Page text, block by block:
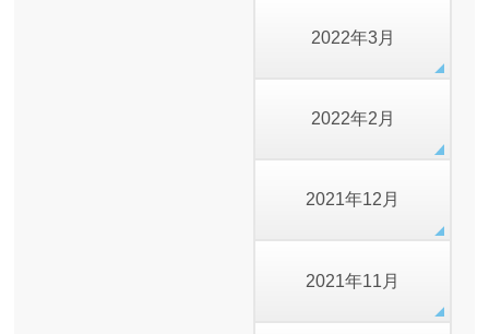
2022年3月
2022年2月
2021年12月
2021年11月